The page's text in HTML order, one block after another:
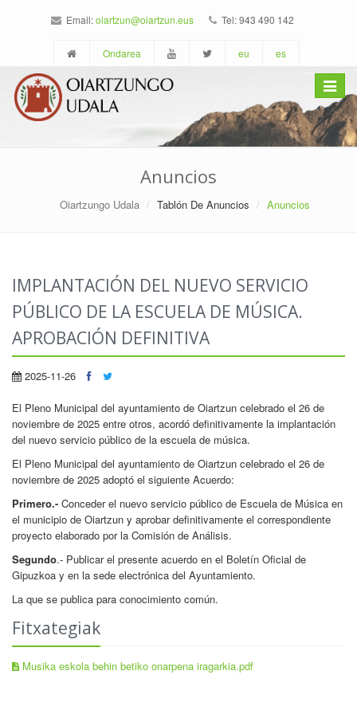
Email:oiartzun@oiartzun.eus Tel: 943 490 142
Ondarea eu es
Toggle
Anuncios
Oiartzungo Udala Tablón De Anuncios Anuncios
IMPLANTACIÓN DEL NUEVO SERVICIO
PÚBLICO DE LA ESCUELA DE MÚSICA.
APROBACIÓN DEFINITIVA
2025-11-26
El Pleno Municipal del ayuntamiento de Oiartzun celebrado el 26 de
noviembre de 2025 entre otros, acordó definitivamente la implantación
del nuevo servicio público de la escuela de música.
El Pleno Municipal del ayuntamiento de Oiartzun celebrado el 26 de
noviembre de 2025 adoptó el siguiente Acuerdo:
Primero.- Conceder el nuevo servicio público de Escuela de Música en
el municipio de Oiartzun y aprobar definitivamente el correspondiente
proyecto elaborado por la Comisión de Análisis.
Segundo.- Publicar el presente acuerdo en el Boletín Oficial de
Gipuzkoa y en la sede electrónica del Ayuntamiento.
La que se publica para conocimiento común.
Fitxategiak
Musika eskola behin betiko onarpena iragarkia.pdf